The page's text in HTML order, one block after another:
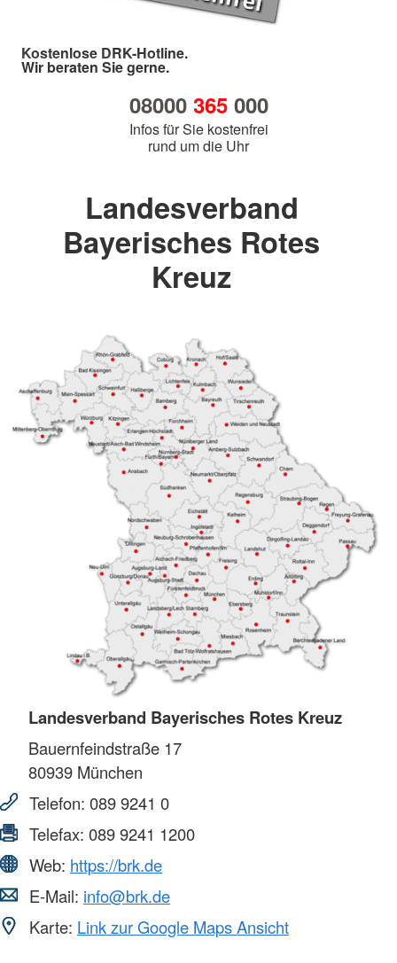
Kostenlose DRK-Hotline.
Wir beraten Sie gerne.
08000 365000
Infos für Sie kostenfrei
rund um die Uhr
Landesverband
Bayerisches Rotes
Kreuz
Landesverband Bayerisches Rotes Kreuz
Bauernfeindstraße 17
80939 München
Telefon: 089 9241 0
Telefax: 089 9241 1200
Web: https://brk.de
E-Mail: info@brk.de
Karte: Link zur Google Maps Ansicht